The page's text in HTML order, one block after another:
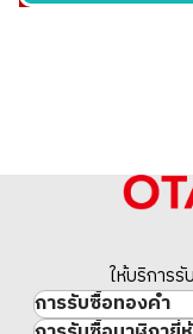
ราคารับซื้ออ้างอิง
THB 64,664.26
ให้บริการ
การรับซื้อทองคำ